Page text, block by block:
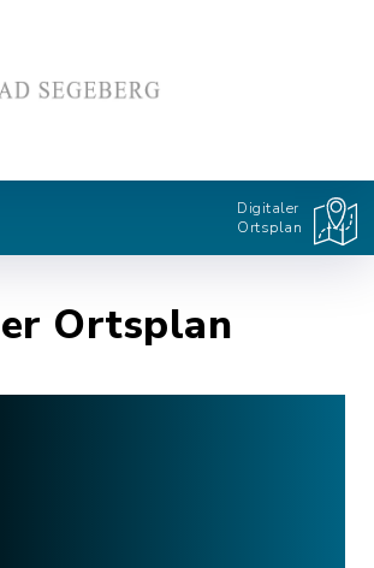
Digitaler
Ortsplan
Ortsplan